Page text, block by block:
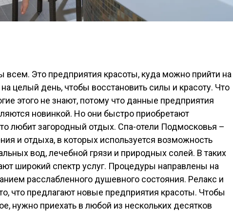
всем. Это предприятия красоты, куда можно прийти на
целый день, чтобы восстановить силы и красоту. Что
этого не знают, потому что данные предприятия
новинкой. Но они быстро приобретают
любит загородный отдых. Спа-отели Подмосковья –
и отдыха, в которых используется возможность
вод, лечебной грязи и природных солей. В таких
широкий спектр услуг. Процедуры направлены на
расслабленного душевного состояния. Релакс и
что предлагают новые предприятия красоты. Чтобы
нужно приехать в любой из нескольких десятков